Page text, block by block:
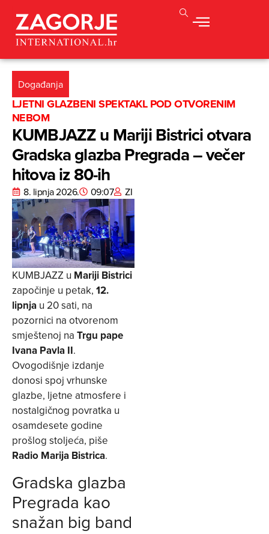
Događanja
LJETNI GLAZBENI SPEKTAKL POD OTVORENIM
NEBOM
KUMBJAZZ u Mariji Bistrici otvara
Gradska glazba Pregrada – večer
hitova iz 80-ih
8. lipnja 2026. 09:07 ZI
KUMBJAZZ u Mariji Bistrici
započinje u petak, 12.
lipnja u 20 sati, na
pozornici na otvorenom
smještenoj na Trgu pape
Ivana Pavla II.
Ovogodišnje izdanje
donosi spoj vrhunske
glazbe, ljetne atmosfere i
nostalgičnog povratka u
osamdesete godine
prošlog stoljeća, piše
Radio Marija Bistrica.
Gradska glazba
Pregrada kao
snažan big band